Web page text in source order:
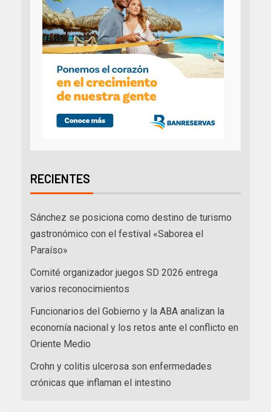
RECIENTES
Sánchez se posiciona como destino de turismo
gastronómico con el festival «Saborea el
Paraíso»
Comité organizador juegos SD 2026 entrega
varios reconocimientos
Funcionarios del Gobierno y la ABA analizan la
economía nacional y los retos ante el conflicto en
Oriente Medio
Crohn y colitis ulcerosa son enfermedades
crónicas que inflaman el intestino